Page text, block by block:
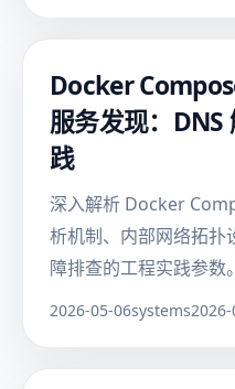
Docker
服务发现：DNS
践
深入解析 Docker
析机制、内部网络拓扑
障排查的工程实践参数。
2026-05-06systems